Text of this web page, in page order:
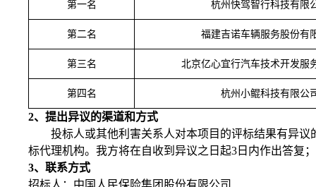
第一名 杭州快驾智行科技有限
第二名 福建吉诺车辆服务股份有
第三名 北京亿心宜行汽车技术开发服
第四名 杭州小鲲科技有限公
2、提出异议的渠道和方式
投标人或其他利害关系人对本项目的评标结果有异
标代理机构。我方将在自收到异议之日起3日内作出答复
3、联系方式
招标人：中国人民保险集团股份有限公司